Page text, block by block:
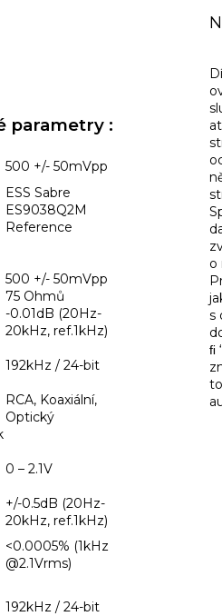
parametry :
500 +/- 50mVpp
ESS Sabre
ES9038Q2M
Reference
500 +/- 50mVpp
75 Ohmů
-0.01dB (20Hz-
20kHz, ref.1kHz)
192kHz / 24-bit
RCA, Koaxiální,
Optický
0 – 2.1V
+/-0.5dB (20Hz-
20kHz, ref.1kHz)
<0.0005% (1kHz
@2.1Vrms)
192kHz / 24-bit
o
s
ﬁ